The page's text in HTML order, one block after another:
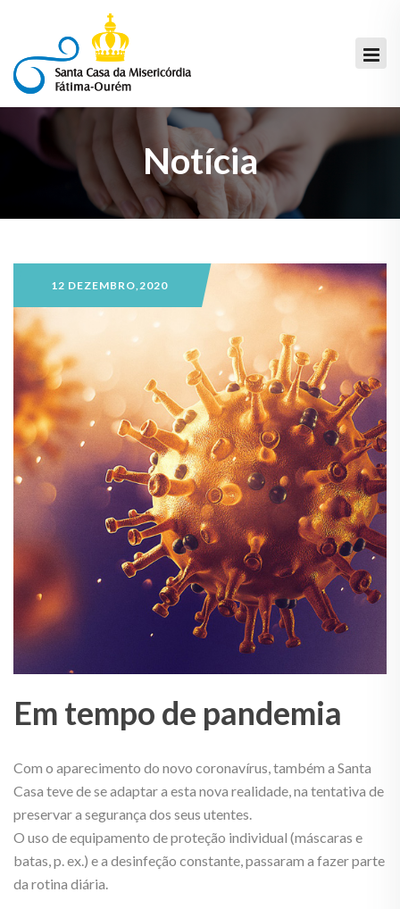
Notícia
12 DEZEMBRO,2020
Em tempo de pandemia
Com o aparecimento do novo coronavírus, também a Santa
Casa teve de se adaptar a esta nova realidade, na tentativa de
preservar a segurança dos seus utentes.
O uso de equipamento de proteção individual (máscaras e
batas, p. ex.) e a desinfeção constante, passaram a fazer parte
da rotina diária.